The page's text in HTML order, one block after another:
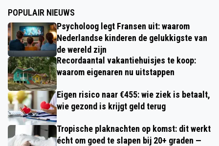
POPULAIR NIEUWS
Psycholoog legt Fransen uit: waarom
Nederlandse kinderen de gelukkigste van
de wereld zijn
Recordaantal vakantiehuisjes te koop:
waarom eigenaren nu uitstappen
Eigen risico naar €455: wie ziek is betaalt,
wie gezond is krijgt geld terug
Tropische plaknachten op komst: dit werkt
écht om goed te slapen bij 20+ graden —